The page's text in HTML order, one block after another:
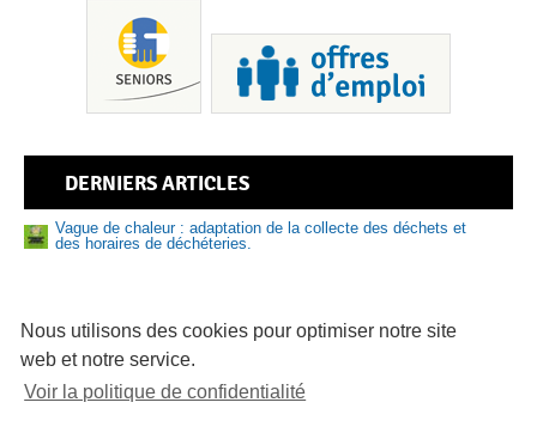
DERNIERS ARTICLES
Vague de chaleur : adaptation de la collecte des déchets et
des horaires de déchéteries.
nautiques : adoptez les bons réflexes cet été
81 logements abordables en vente sur le Pays bigouden
Délibérations du bureau communautaire du 16/07/2026
Nous utilisons des cookies pour optimiser notre site
web et notre service.
Voir la politique de confidentialité